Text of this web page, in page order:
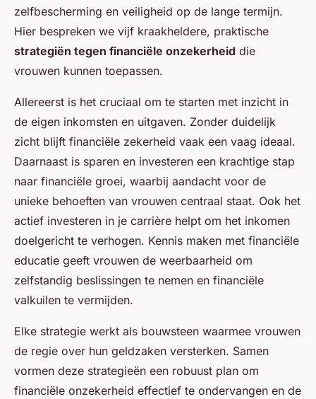
zelfbescherming en veiligheid op de lange termijn.
Hier bespreken we vijf kraakheldere, praktische
strategiën tegen financiële onzekerheid die
vrouwen kunnen toepassen.
Allereerst is het cruciaal om te starten met inzicht in
de eigen inkomsten en uitgaven. Zonder duidelijk
zicht blijft financiële zekerheid vaak een vaag ideaal.
Daarnaast is sparen en investeren een krachtige stap
naar financiële groei, waarbij aandacht voor de
unieke behoeften van vrouwen centraal staat. Ook het
actief investeren in je carrière helpt om het inkomen
doelgericht te verhogen. Kennis maken met financiële
educatie geeft vrouwen de weerbaarheid om
zelfstandig beslissingen te nemen en financiële
valkuilen te vermijden.
Elke strategie werkt als bouwsteen waarmee vrouwen
de regie over hun geldzaken versterken. Samen
vormen deze strategieën een robuust plan om
financiële onzekerheid effectief te ondervangen en de